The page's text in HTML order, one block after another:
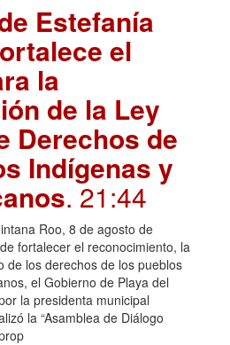
Estefanía
el
la
de la Ley
Derechos de
Indígenas y
. 21:44
Roo, 8 de agosto de
fortalecer el reconocimiento, la
de los derechos de los pueblos
el Gobierno de Playa del
la presidenta municipal
la “Asamblea de Diálogo